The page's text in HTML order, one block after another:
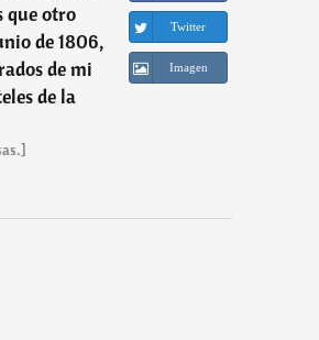
que otro
de 1806,
de mi
de la
Twitter
Imagen